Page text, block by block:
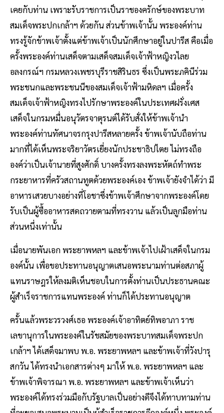
เคยกับท่าน เพราะรับราชการเป็นราชองครักษ์ของพระบาท
สมเด็จพระปกเกล้าฯ ด้วยกัน ส่วนข้าพเจ้านั้น พระองค์ท่าน
ทรงรู้จักข้าพเจ้าตั้งแต่ข้าพเจ้าเป็นนักศึกษาอยู่ในปารีส คือเมื่อ
ครั้งพระองค์ท่านเสด็จตามเสด็จสมเด็จเจ้าฟ้าหญิงวไลย
อลงกรณ์ฯ กรมหลวงเพชรบุรีราชสิรินธร ซึ่งเป็นพระภคินีร่วม
พระชนกและพระชนนีของสมเด็จเจ้าฟ้ามหิดลฯ เมื่อครั้ง
สมเด็จเจ้าฟ้าหญิงทรงไปรักษาพระองค์ในประเทศฝรั่งเศส
เสด็จในกรมหมื่นอนุวัตรจาตุรนต์ได้รับสั่งให้ข้าพเจ้านำ
พระองค์ท่านทัศนาจรกรุงปารีสหลายครั้ง ข้าพเจ้านับถือท่าน
มากที่ได้เห็นพระจริยาวัตรเยี่ยงนักประชาธิปไตย ไม่ทรงถือ
องค์ว่าเป็นเจ้านายที่สูงศักดิ์ บางครั้งทรงลงพระหัตถ์ทำพระ
กระยาหารที่ครัวสถานทูตด้วยพระองค์เอง ข้าพเจ้ายังจำได้ว่า มี
อาหารเสวยบางอย่างที่โอชาซึ่งข้าพเจ้าศึกษาจากพระองค์โดย
รับเป็นผู้ซื้ออาหารสดถวายตามที่ทรงวาน แล้วเป็นลูกมือท่าน
ส่วนหนึ่งเท่านั้น
เมื่อนายพันเอก พระยาพหลฯ และข้าพเจ้าไปเฝ้าเสด็จในกรม
องค์นั้น เพื่อขอประทานอนุญาตเสนอพระนามท่านต่อสภาผู้
แทนราษฎรให้ลงมติเห็นชอบในการตั้งท่านเป็นประธานคณะ
ผู้สำเร็จราชการแทนพระองค์ ท่านก็ได้ประทานอนุญาต
ครั้นแล้วพระวรวงศ์เธอ พระองค์เจ้าอาทิตย์ทิพอาภา ราช
เลขานุการในพระองค์ในรัชสมัยของพระบาทสมเด็จพระปก
เกล้าฯ ได้เสด็จมาพบ พ.อ. พระยาพหลฯ และข้าพเจ้าที่วังปารุ
สกวัน ได้ทรงนำเอกสารต่างๆ มาให้ พ.อ. พระยาพหลฯ และ
ข้าพเจ้าพิจารณา พ.อ. พระยาพหลฯ และข้าพเจ้าเห็นว่า
พระองค์ได้ทรงร่วมมือกับรัฐบาลเป็นอย่างดีจึงได้ทาบทามท่าน